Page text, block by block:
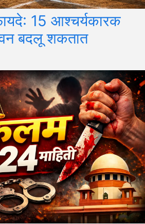
15 आश्चर्यकारक
बदलू शकतात